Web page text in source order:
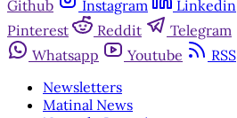
Github
Instagram Linkedin
Pinterest
Reddit Telegram
Whatsapp
Youtube
RSS
Newsletters
Matinal News